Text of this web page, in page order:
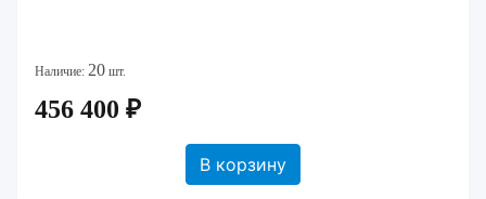
Наличие: 20 шт.
456 400 ₽
В корзину